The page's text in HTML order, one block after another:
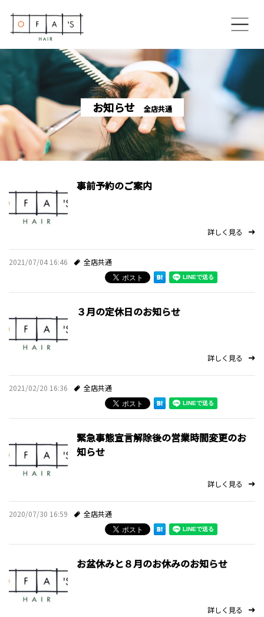
コンセプト
OFA’S HAIR 博多住吉本店
OFA’S HAIR 香椎ネクサス店
OFA’S HAIR 美野島通り店
スペシャルメニュー
スタイリスト
ミルボンID発行サービス
プライバシーポリシー
お問い合わせ・ご予約
スタッフブログ
お知らせ 全店共通
事前予約のご案内
詳しく見る
2021/07/04 16:46 全店共通
３月の定休日のお知らせ
詳しく見る
2021/02/20 16:36 全店共通
緊急事態宣言解除後の営業時間変更のお
知らせ
詳しく見る
2020/07/30 16:59 全店共通
お盆休みと８月のお休みのお知らせ
詳しく見る